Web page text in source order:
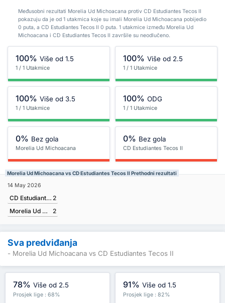
Međusobni rezultati Morelia Ud Michoacana protiv CD Estudiantes Tecos II
pokazuju da je od 1 utakmica koje su imali Morelia Ud Michoacana pobijedio
0 puta, a CD Estudiantes Tecos II 0 puta. 1 utakmice između Morelia Ud
Michoacana i CD Estudiantes Tecos II završile su neodlučeno.
100% Više od 1.5
1 / 1 Utakmice
100% Više od 2.5
1 / 1 Utakmice
100% Više od 3.5
1 / 1 Utakmice
100% ODG
1 / 1 Utakmice
0% Bez gola
Morelia Ud Michoacana
0% Bez gola
CD Estudiantes Tecos II
Morelia Ud Michoacana vs CD Estudiantes Tecos II Prethodni rezultati
14 May 2026
CD Estudiantes Tecos II 2
Morelia Ud Michoacana
2
Sva predviđanja
- Morelia Ud Michoacana vs CD Estudiantes Tecos II
78% Više od 2.5
Prosjek lige : 68%
91% Više od 1.5
Prosjek lige : 82%